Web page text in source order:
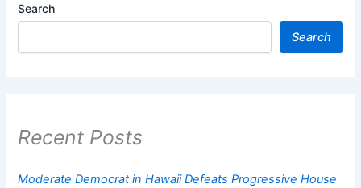
Search
Search
Recent Posts
Moderate Democrat in Hawaii Defeats Progressive House